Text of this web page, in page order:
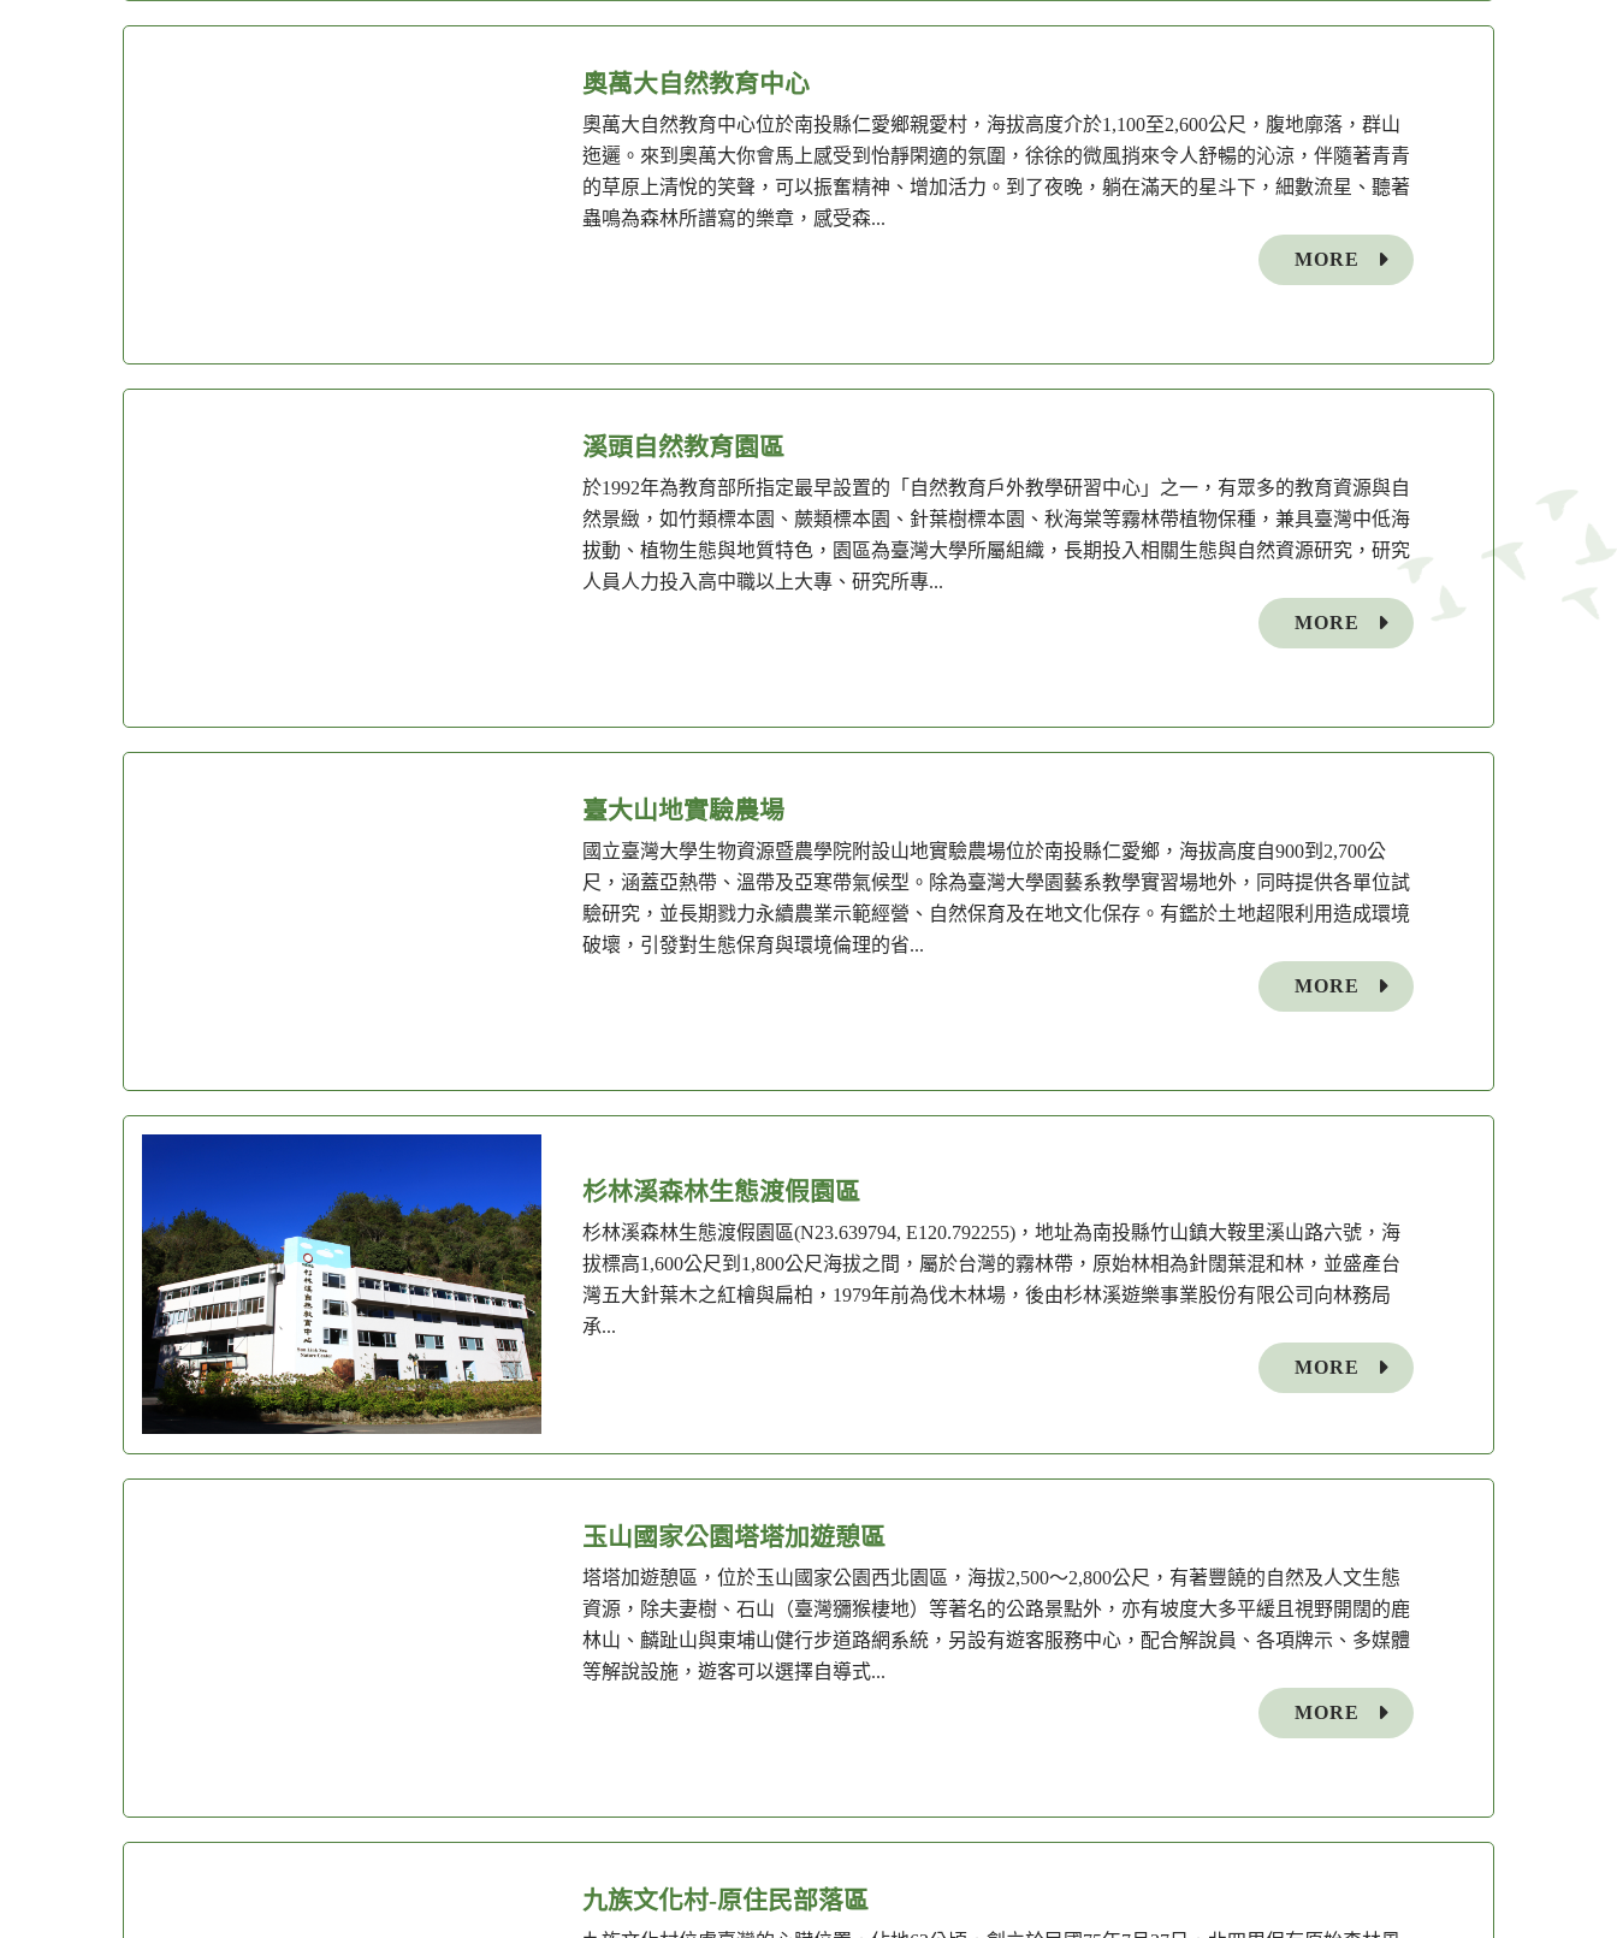
奧萬大自然教育中心
奧萬大自然教育中心位於南投縣仁愛鄉親愛村，海拔高度介於1,100至2,600公尺，腹地廓落，群山
迤邐。來到奧萬大你會馬上感受到怡靜閑適的氛圍，徐徐的微風捎來令人舒暢的沁涼，伴隨著青青
的草原上清悅的笑聲，可以振奮精神、增加活力。到了夜晚，躺在滿天的星斗下，細數流星、聽著
蟲鳴為森林所譜寫的樂章，感受森...
MORE
溪頭自然教育園區
於1992年為教育部所指定最早設置的「自然教育戶外教學研習中心」之一，有眾多的教育資源與自
然景緻，如竹類標本園、蕨類標本園、針葉樹標本園、秋海棠等霧林帶植物保種，兼具臺灣中低海
拔動、植物生態與地質特色，園區為臺灣大學所屬組織，長期投入相關生態與自然資源研究，研究
人員人力投入高中職以上大專、研究所專...
MORE
臺大山地實驗農場
國立臺灣大學生物資源暨農學院附設山地實驗農場位於南投縣仁愛鄉，海拔高度自900到2,700公
尺，涵蓋亞熱帶、溫帶及亞寒帶氣候型。除為臺灣大學園藝系教學實習場地外，同時提供各單位試
驗研究，並長期戮力永續農業示範經營、自然保育及在地文化保存。有鑑於土地超限利用造成環境
破壞，引發對生態保育與環境倫理的省...
MORE
杉林溪森林生態渡假園區
杉林溪森林生態渡假園區(N23.639794, E120.792255)，地址為南投縣竹山鎮大鞍里溪山路六號，海
拔標高1,600公尺到1,800公尺海拔之間，屬於台灣的霧林帶，原始林相為針闊葉混和林，並盛產台
灣五大針葉木之紅檜與扁柏，1979年前為伐木林場，後由杉林溪遊樂事業股份有限公司向林務局
承...
MORE
玉山國家公園塔塔加遊憩區
塔塔加遊憩區，位於玉山國家公園西北園區，海拔2,500～2,800公尺，有著豐饒的自然及人文生態
資源，除夫妻樹、石山（臺灣獼猴棲地）等著名的公路景點外，亦有坡度大多平緩且視野開闊的鹿
林山、麟趾山與東埔山健行步道路網系統，另設有遊客服務中心，配合解說員、各項牌示、多媒體
等解說設施，遊客可以選擇自導式...
MORE
九族文化村-原住民部落區